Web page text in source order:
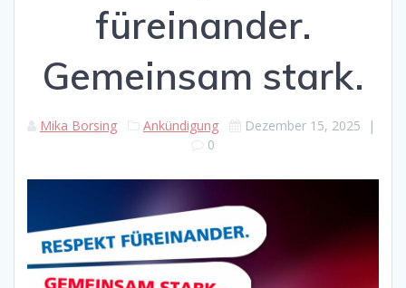
füreinander.
Gemeinsam stark.
Mika Borsing Ankündigung Dezember 15, 2025 |
0